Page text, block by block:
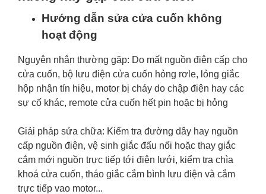
Hướng dẫn sửa cửa cuốn không
hoạt động
Nguyên nhân thường gặp: Do mất nguồn điện cấp cho
cửa cuốn, bộ lưu điện cửa cuốn hỏng rơle, lỏng giắc
hộp nhận tín hiệu, motor bị cháy do chập điện hay các
sự cố khác, remote cửa cuốn hết pin hoặc bị hỏng
Giải pháp sửa chữa: Kiểm tra đường dây hay nguồn
cấp nguồn điện, vệ sinh giắc đấu nối hoặc thay giắc
cắm mới nguồn trực tiếp tới điện lưới, kiểm tra chìa
khoá cửa cuốn, tháo giắc cắm bình lưu điện và cắm
trực tiếp vao motor...